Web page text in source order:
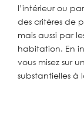
l’intérieur ou
des critères de
mais aussi par
habitation. En
vous misez sur
substantielles à